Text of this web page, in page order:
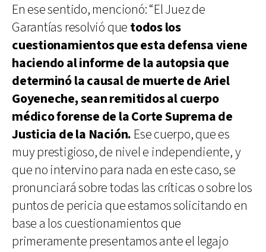
En ese sentido, mencionó: “El Juez de
Garantías resolvió que todos los
cuestionamientos que esta defensa viene
haciendo al informe de la autopsia que
determinó la causal de muerte de Ariel
Goyeneche, sean remitidos al cuerpo
médico forense de la Corte Suprema de
Justicia de la Nación. Ese cuerpo, que es
muy prestigioso, de nivel e independiente, y
que no intervino para nada en este caso, se
pronunciará sobre todas las críticas o sobre los
puntos de pericia que estamos solicitando en
base a los cuestionamientos que
primeramente presentamos ante el legajo